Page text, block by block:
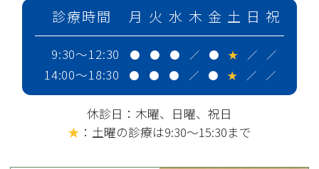
診療時間 月 火 水 木 金 土 日 祝
9:30～12:30 ● ● ● ／ ● ★ ／ ／
14:00～18:30 ● ● ● ／ ● ★ ／ ／
休診日：木曜、日曜、祝日
★ ：土曜の診療は9:30～15:30まで